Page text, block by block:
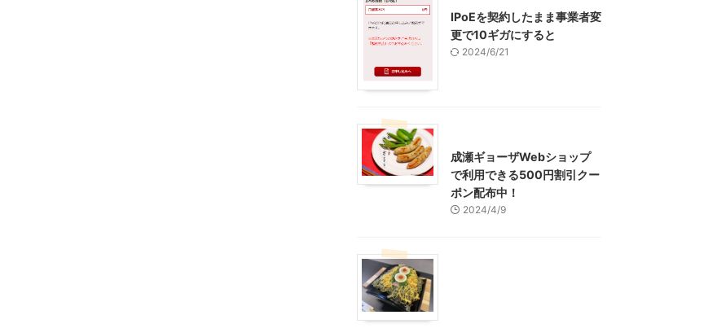
IPoEを契約したまま事業者変
更で10ギガにすると
2024/6/21
成瀬ギョーザWebショップ
で利用できる500円割引クー
ポン配布中！
2024/4/9